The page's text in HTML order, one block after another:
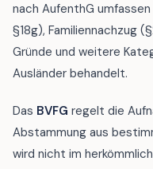
nach AufenthG
§18g), Familiennachzug
Gründe und weitere
Ausländer behandelt.
Das BVFG regelt die
Abstammung aus
wird nicht im